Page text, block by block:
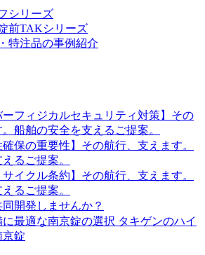
ーフィジカルセキュリティ対策】その
船舶の安全を支えるご提案。
確保の重要性】その航行、支えます。
るご提案。
サイクル条約】その航行、支えます。
るご提案。
開発しませんか？
最適な南京錠の選択 タキゲンのハイ
京錠